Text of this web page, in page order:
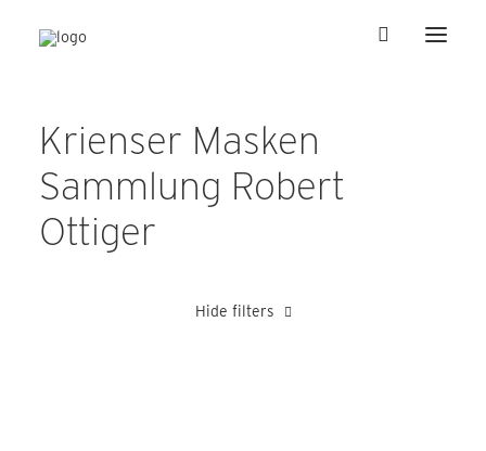
Krienser Masken
Sammlung Robert
Ottiger
Hide filters